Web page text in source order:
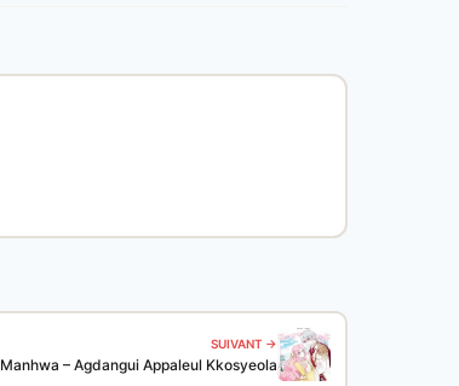
SUIVANT →
Manhwa – Agdangui Appaleul Kkosyeola